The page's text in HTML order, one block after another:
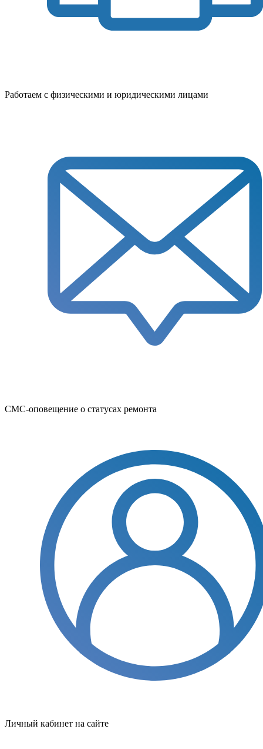
Работаем с физическими и юридическими лицами
СМС-оповещение о статусах ремонта
Личный кабинет на сайте